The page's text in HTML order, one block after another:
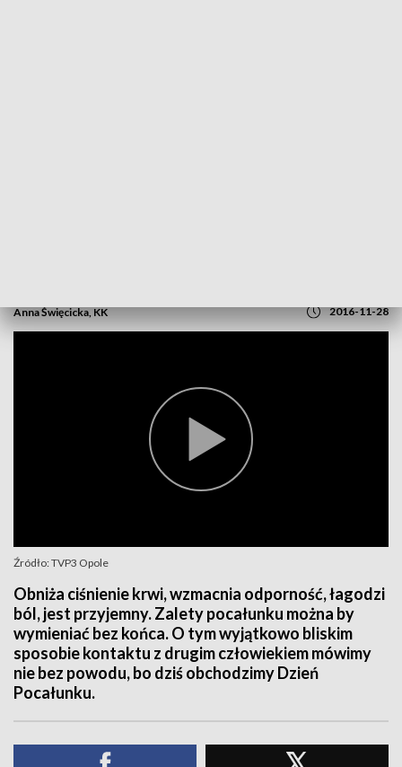
Anna Święcicka, KK 2016-11-28
Źródło: TVP3 Opole
Obniża ciśnienie krwi, wzmacnia odporność, łagodzi
ból, jest przyjemny. Zalety pocałunku można by
wymieniać bez końca. O tym wyjątkowo bliskim
sposobie kontaktu z drugim człowiekiem mówimy
nie bez powodu, bo dziś obchodzimy Dzień
Pocałunku.